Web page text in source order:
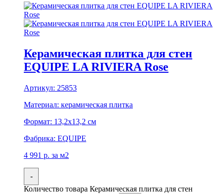
Керамическая плитка для стен
EQUIPE LA RIVIERA Rose
Артикул: 25853
Материал: керамическая плитка
Формат: 13,2x13,2 см
Фабрика: EQUIPE
4 991 р. за м2
-
Количество товара Керамическая плитка для стен